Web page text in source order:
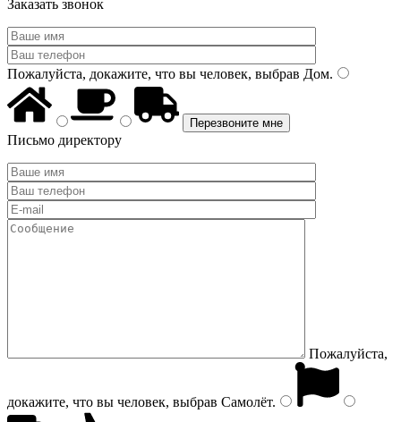
Заказать звонок
Пожалуйста, докажите, что вы человек, выбрав Дом.
Письмо директору
Пожалуйста,
докажите, что вы человек, выбрав Самолёт.